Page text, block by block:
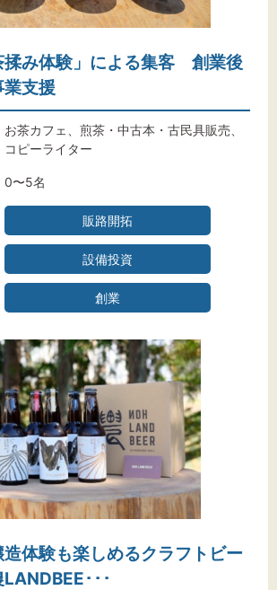
揉み体験」による集客 創業後
支援
お茶カフェ、煎茶・中古本・古民具販売、
コピーライター
0〜5名
販路開拓
設備投資
創業
体験も楽しめるクラフトビー
･･･